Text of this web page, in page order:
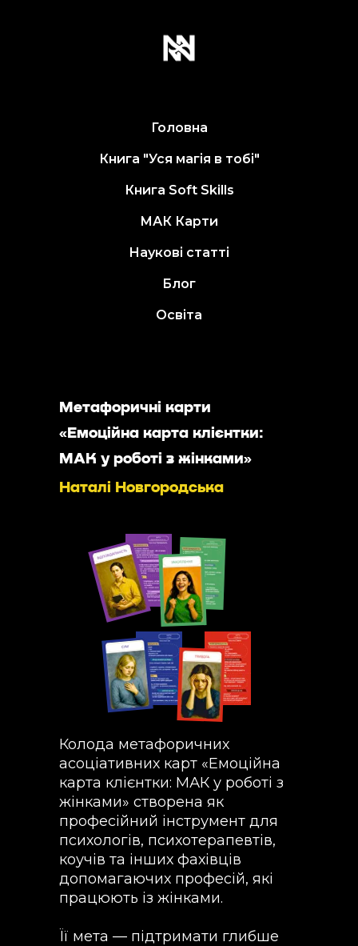
Головна
Книга "Уся магія в тобі"
Книга Soft Skills
МАК Карти
Наукові статті
Блог
Освіта
Колода метафоричних
асоціативних карт «Емоційна
карта клієнтки: МАК у роботі з
жінками» створена як
професійний інструмент для
психологів, психотерапевтів,
коучів та інших фахівців
допомагаючих професій, які
працюють із жінками.
Її мета — підтримати глибше
Метафоричні карти
«Емоційна карта клієнтки:
МАК у роботі з жінками»
Наталі Новгородська